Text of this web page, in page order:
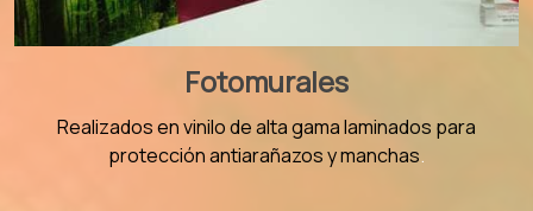
Fotomurales
Realizados en vinilo de alta gama laminados para
protección antiarañazos y manchas.